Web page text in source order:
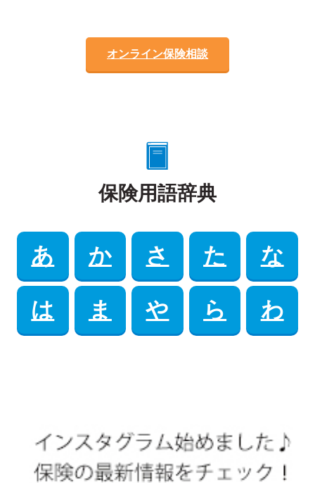
オンライン保険相談
保険用語辞典
あ か さ た な
は ま や ら わ